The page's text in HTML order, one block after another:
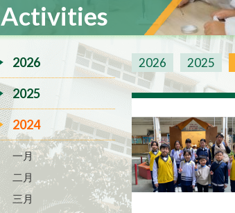
Activities
2026 2025
2026
2025
2024
一月
二月
三月